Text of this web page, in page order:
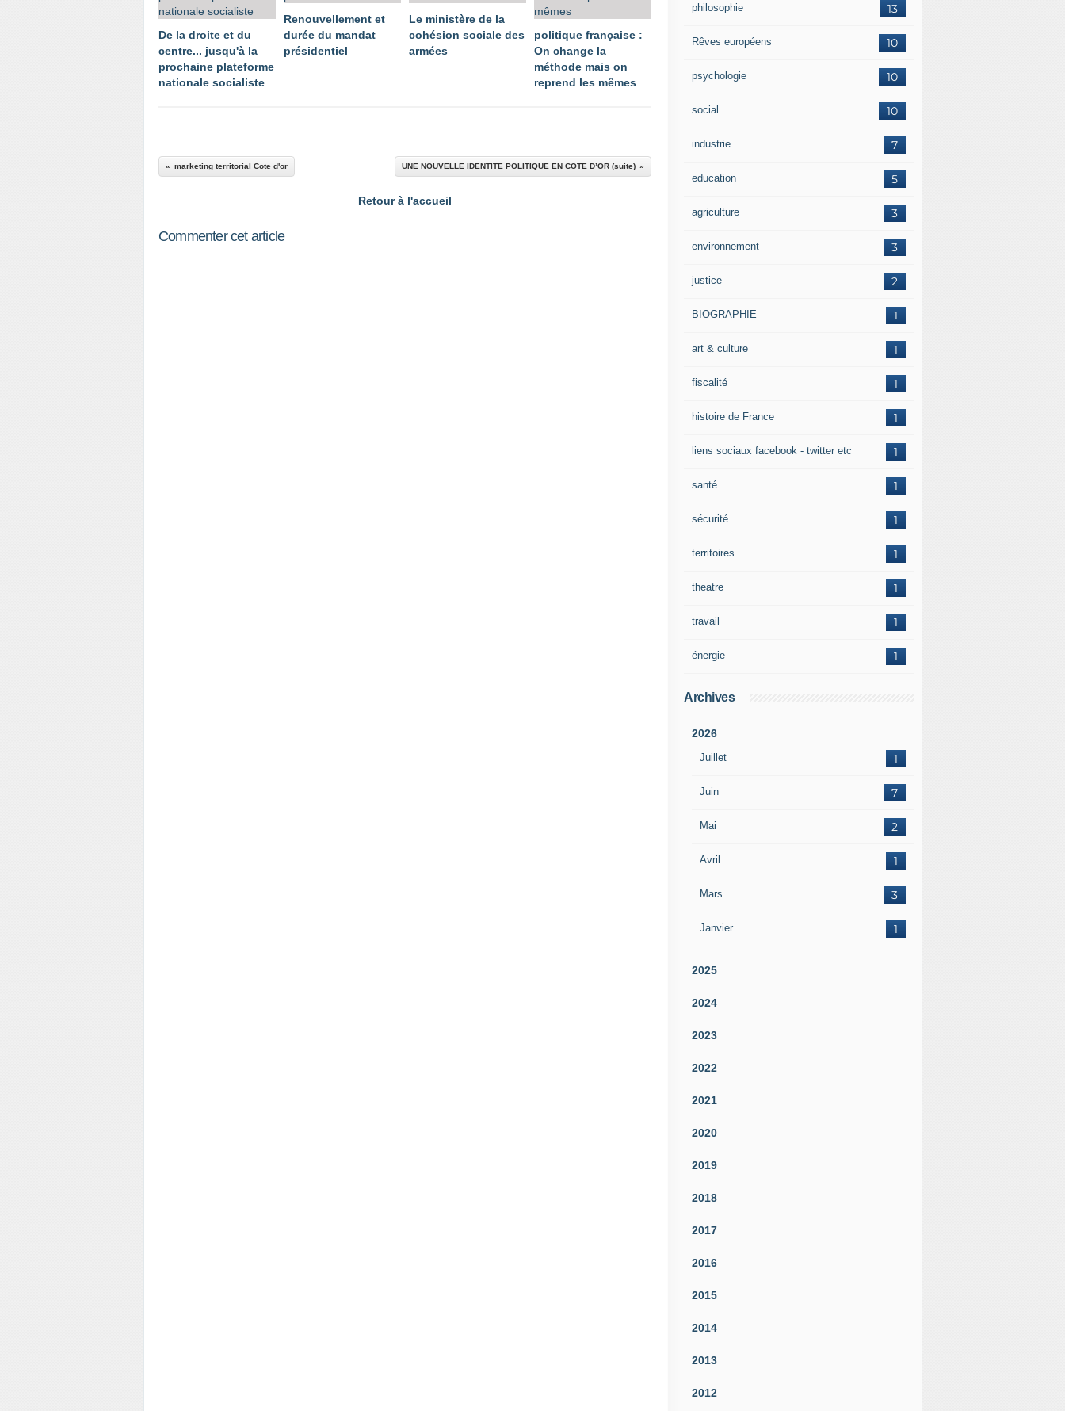
De la droite et du
centre... jusqu'à la
prochaine plateforme
nationale socialiste
Renouvellement et
durée du mandat
présidentiel
Le ministère de la
cohésion sociale des
armées
politique française :
On change la
méthode mais on
reprend les mêmes
marketing territorial Cote d'or UNE NOUVELLE IDENTITE POLITIQUE EN COTE D’OR (suite)
Retour à l'accueil
Commenter cet article
13
philosophie
10
Rêves européens
10
psychologie
10
social
7
industrie
5
education
3
agriculture
3
environnement
2
justice
1
BIOGRAPHIE
1
art & culture
1
fiscalité
1
histoire de France
1
liens sociaux facebook - twitter etc
1
santé
1
sécurité
1
territoires
1
theatre
1
travail
1
énergie
Archives
2026
Juillet 1
Juin 7
Mai 2
Avril 1
Mars 3
Janvier 1
2025
2024
2023
2022
2021
2020
2019
2018
2017
2016
2015
2014
2013
2012